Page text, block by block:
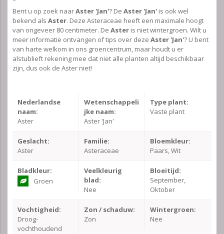
Bent u op zoek naarAster 'Jan'? De Aster 'Jan' is ook wel
bekend als Aster. Deze Asteraceae heeft een maximale hoogt
van ongeveer 80 centimeter. De Aster is niet wintergroen. Wilt u
meer informatie ontvangen of tips over deze Aster 'Jan'? U bent
van harte welkom in ons groencentrum, maar houdt u er
alstublieft rekening mee dat niet alle planten altijd beschikbaar
zijn, dus ook de Aster niet!
Nederlandse
naam:
Aster
Wetenschappeli
jke naam:
Aster 'Jan'
Type plant:
Vaste plant
Geslacht:
Aster
Familie:
Asteraceae
Bloemkleur:
Paars, Wit
Bladkleur:
Groen
Veelkleurig
blad:
Nee
Bloeitijd:
September,
Oktober
Vochtigheid:
Droog-
vochthoudend
Zon / schaduw:
Zon
Wintergroen:
Nee